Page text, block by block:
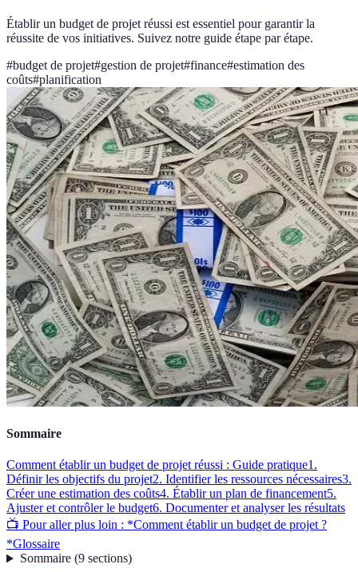
Établir un budget de projet réussi est essentiel pour garantir la
réussite de vos initiatives. Suivez notre guide étape par étape.
#budget de projet#gestion de projet#finance#estimation des
coûts#planification
Sommaire
Comment établir un budget de projet réussi : Guide pratique1.
Définir les objectifs du projet2. Identifier les ressources nécessaires3.
Créer une estimation des coûts4. Établir un plan de financement5.
Ajuster et contrôler le budget6. Documenter et analyser les résultats
📺 Pour aller plus loin : *Comment établir un budget de projet ?
*Glossaire
Sommaire(9 sections)